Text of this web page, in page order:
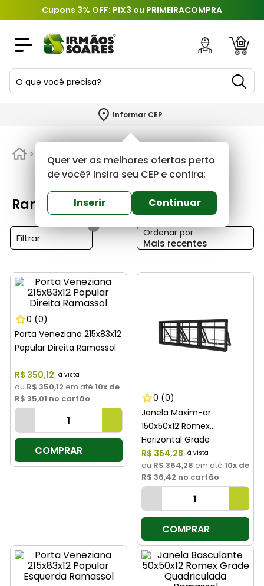
Cupons 3% OFF: PIX3 ou PRIMEIRACOMPRA
O que você precisa?
TERMOS MAIS BUSCADOS
2º
porta
revestimento
argamassa
6º
telha
8º
cimento
º
torneira
10º vaso sanitário
Informar CEP
Quer ver as melhores ofertas perto
de você? Insira seu CEP e confira:
Inserir Continuar
Ramassol
Ramassol
Ordenar por
Mais recentes
Filtrar
1
0 (0)
Porta Veneziana 215x83x12
Popular Direita Ramassol
R$ 350,12
ou R$ 350,12 em até 10x de
R$ 35,01 no cartão
COMPRAR
0 (0)
Janela Maxim-ar
150x50x12 Romex
Horizontal Grade
Quadriculada Ramassol
R$ 364,28
ou R$ 364,28 em até 10x de
R$ 36,42 no cartão
COMPRAR